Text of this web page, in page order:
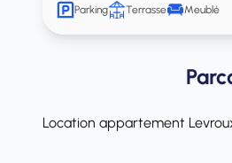
Parking Terrasse Meublé
Location appartement